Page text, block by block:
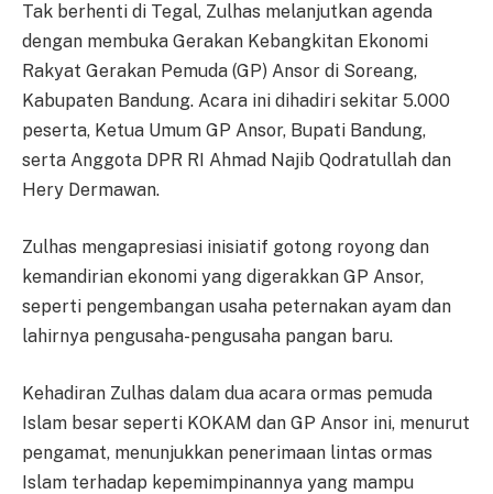
Tak berhenti di Tegal, Zulhas melanjutkan agenda
dengan membuka Gerakan Kebangkitan Ekonomi
Rakyat Gerakan Pemuda (GP) Ansor di Soreang,
Kabupaten Bandung. Acara ini dihadiri sekitar 5.000
peserta, Ketua Umum GP Ansor, Bupati Bandung,
serta Anggota DPR RI Ahmad Najib Qodratullah dan
Hery Dermawan.
Zulhas mengapresiasi inisiatif gotong royong dan
kemandirian ekonomi yang digerakkan GP Ansor,
seperti pengembangan usaha peternakan ayam dan
lahirnya pengusaha-pengusaha pangan baru.
Kehadiran Zulhas dalam dua acara ormas pemuda
Islam besar seperti KOKAM dan GP Ansor ini, menurut
pengamat, menunjukkan penerimaan lintas ormas
Islam terhadap kepemimpinannya yang mampu